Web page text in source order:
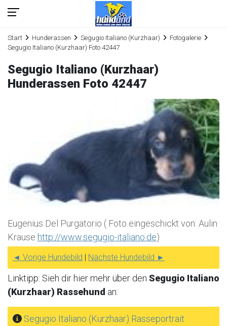
Start Hunderassen Segugio Italiano (Kurzhaar)
Fotogalerie
Segugio Italiano (Kurzhaar) Foto 42447
Segugio Italiano (Kurzhaar)
Hunderassen Foto 42447
Eugenius Del Purgatorio ( Foto eingeschickt von: Aulin
Krause http://www.segugio-italiano.de)
◄ Vorige Hundebild | Nächste Hundebild ►
Linktipp: Sieh dir hier mehr über den Segugio Italiano
(Kurzhaar) Rassehund an:
Segugio Italiano (Kurzhaar) Rasseportrait